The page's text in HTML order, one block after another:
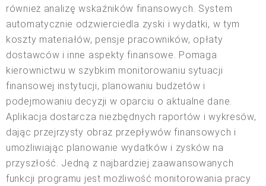
również analizę wskaźników finansowych. System
automatycznie odzwierciedla zyski i wydatki, w tym
koszty materiałów, pensje pracowników, opłaty
dostawców i inne aspekty finansowe. Pomaga
kierownictwu w szybkim monitorowaniu sytuacji
finansowej instytucji, planowaniu budżetów i
podejmowaniu decyzji w oparciu o aktualne dane.
Aplikacja dostarcza niezbędnych raportów i wykresów,
dając przejrzysty obraz przepływów finansowych i
umożliwiając planowanie wydatków i zysków na
przyszłość. Jedną z najbardziej zaawansowanych
funkcji programu jest możliwość monitorowania pracy